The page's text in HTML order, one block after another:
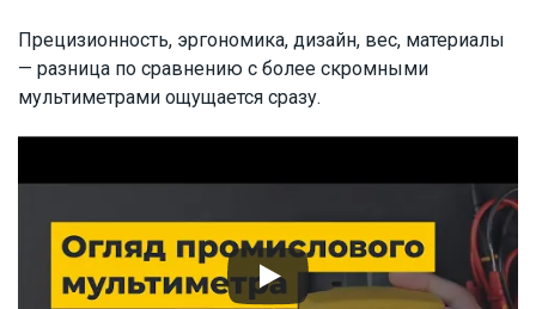
Прецизионность, эргономика, дизайн, вес, материалы
— разница по сравнению с более скромными
мультиметрами ощущается сразу.